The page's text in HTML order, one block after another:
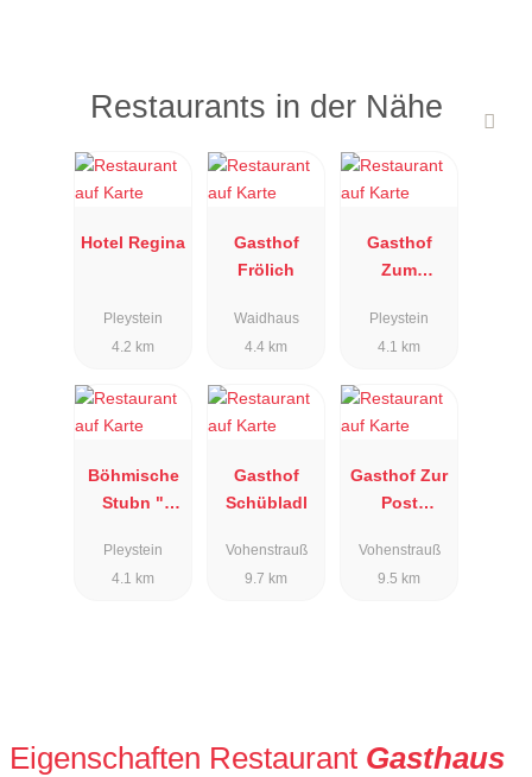
Restaurants in der Nähe
Hotel Regina
Pleystein
4.2 km
Gasthof
Frölich
Waidhaus
4.4 km
Gasthof
Zum
Lamm
Pleystein
Pleystein
4.1 km
Böhmische
Stubn "
Pleystein
4.1 km
Gasthof
Schübladl
Vohenstrauß
9.7 km
Gasthof Zur
Post
Vohenstrauß
9.5 km
Eigenschaften Restaurant Gasthaus